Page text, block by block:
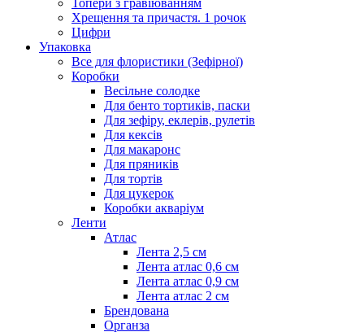
Топери з гравіюванням
Хрещення та причастя. 1 рочок
Цифри
Упаковка
Все для флористики (Зефірної)
Коробки
Весільне солодке
Для бенто тортиків, паски
Для зефіру, еклерів, рулетів
Для кексів
Для макаронс
Для пряників
Для тортів
Для цукерок
Коробки акваріум
Ленти
Атлас
Лента 2,5 см
Лента атлас 0,6 см
Лента атлас 0,9 см
Лента атлас 2 см
Брендована
Органза